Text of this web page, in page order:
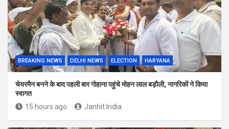
BREAKING NEWS DELHI NEWS ELECTION HARYANA
चेयरमैन बनने के बाद पहली बार गोहाना पहुंचे मोहन लाल बड़ौली, नागरिकों ने किया
स्वागत
15 hours ago
Janhit India